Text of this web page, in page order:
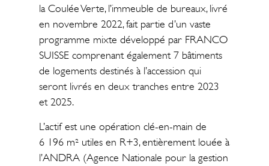
la Coulée Verte, l’immeuble de bureaux, livré
en novembre 2022, fait partie d’un vaste
programme mixte développé par FRANCO
SUISSE comprenant également 7 bâtiments
de logements destinés à l’accession qui
seront livrés en deux tranches entre 2023
et 2025.
L’actif est une opération clé-en-main de
6 196 m² utiles en R+3, entièrement louée à
l’ANDRA (Agence Nationale pour la gestion